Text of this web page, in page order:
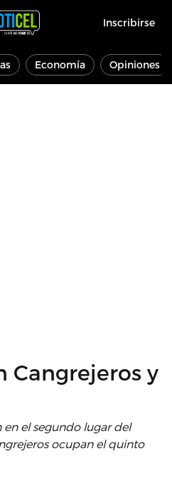
Inscribirse
Economía Opiniones
Cangrejeros y
en el segundo lugar del
ocupan el quinto